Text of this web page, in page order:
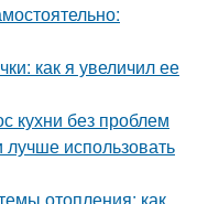
как я увеличил ее
кухни без проблем
использовать